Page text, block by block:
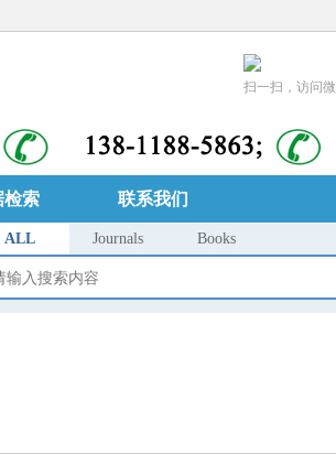
扫一扫，访问
检索 联系我们
ALL Journals Books